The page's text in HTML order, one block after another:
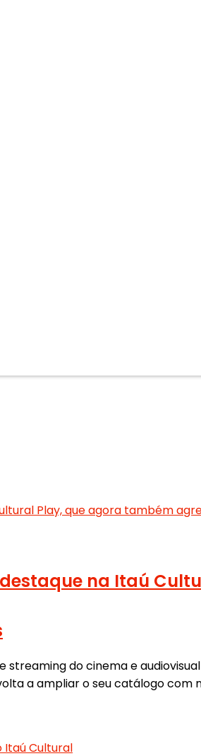
na Itaú
do cinema e audiovisual
a ampliar o seu catálogo com